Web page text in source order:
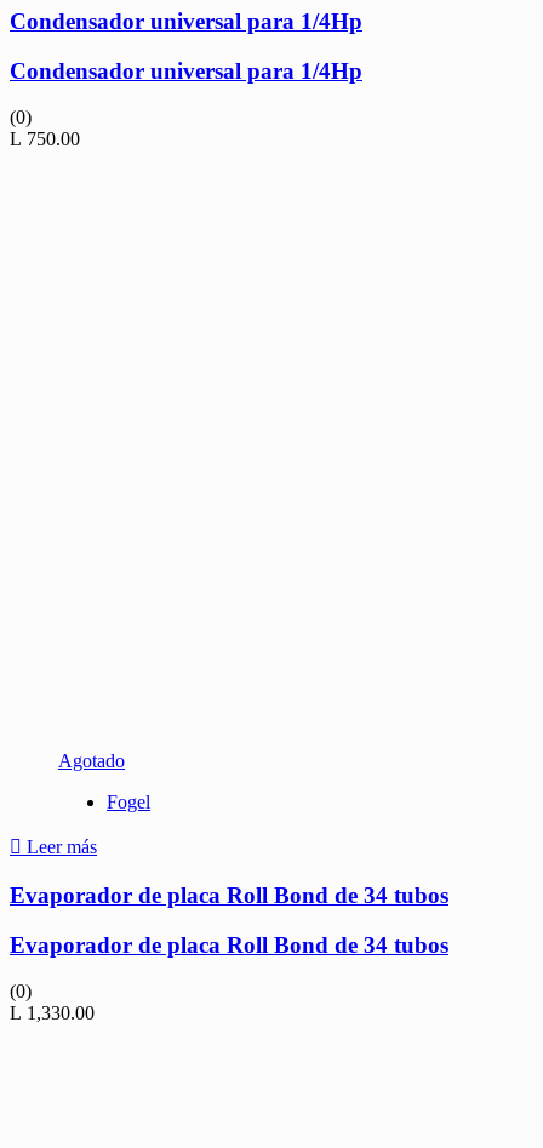
Condensador universal para 1/4Hp
Condensador universal para 1/4Hp
(0)
L 750.00
Agotado
Fogel
Leer más
Evaporador de placa Roll Bond de 34 tubos
Evaporador de placa Roll Bond de 34 tubos
(0)
L 1,330.00